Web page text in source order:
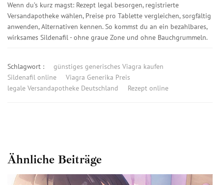
Wenn du’s kurz magst: Rezept legal besorgen, registrierte
Versandapotheke wählen, Preise pro Tablette vergleichen, sorgfältig
anwenden, Alternativen kennen. So kommst du an ein bezahlbares,
wirksames Sildenafil - ohne graue Zone und ohne Bauchgrummeln.
Schlagwort :
günstiges generisches Viagra kaufen
Sildenafil online
Viagra Generika Preis
legale Versandapotheke Deutschland
Rezept online
Ähnliche Beiträge